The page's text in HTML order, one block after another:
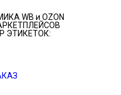
WB и OZON
ЭТИКЕТОК: